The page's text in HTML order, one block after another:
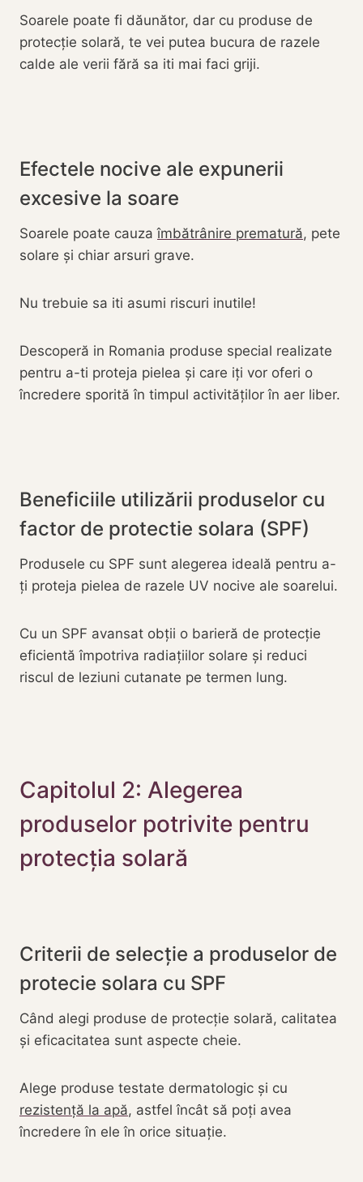
Soarele poate fi dăunător, dar cu produse de
protecție solară, te vei putea bucura de razele
calde ale verii fără sa iti mai faci griji.
Efectele nocive ale expunerii
excesive la soare
Soarele poate cauzaîmbătrânire prematură, pete
solare și chiar arsuri grave.
Nu trebuie sa iti asumi riscuri inutile!
Descoperă in Romania produse special realizate
pentru a-ti proteja pielea și care iți vor oferi o
încredere sporită în timpul activităților în aer liber.
Beneficiile utilizării produselor cu
factor de protectie solara (SPF)
Produsele cu SPF sunt alegerea ideală pentru a-
ți proteja pielea de razele UV nocive ale soarelui.
Cu un SPF avansat obții o barieră de protecție
eficientă împotriva radiațiilor solare și reduci
riscul de leziuni cutanate pe termen lung.
Capitolul 2: Alegerea
produselor potrivite pentru
protecția solară
Criterii de selecție a produselor de
protecie solara cu SPF
Când alegi produse de protecție solară, calitatea
și eficacitatea sunt aspecte cheie.
Alege produse testate dermatologic și cu
rezistență la apă, astfel încât să poți avea
încredere în ele în orice situație.